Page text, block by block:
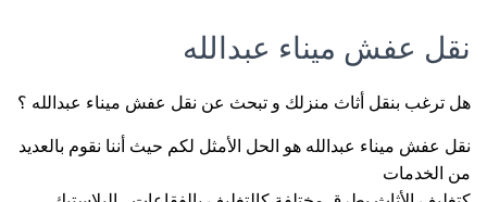
نقل عفش ميناء عبدالله
هل ترغب بنقل أثاث منزلك و تبحث عن نقل عفش ميناء عبدالله ؟
نقل عفش ميناء عبدالله هو الحل الأمثل لكم حيث أننا نقوم بالعديد
من الخدمات